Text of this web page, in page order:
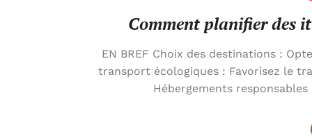
Comment planifier des
EN BREF Choix des destinations :
transport écologiques : Favorisez le
Hébergements